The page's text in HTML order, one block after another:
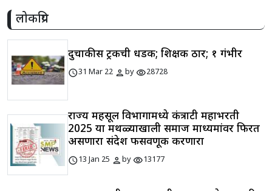
लोकप्रिय
दुचाकीस ट्रकची धडक; शिक्षक ठार; १ गंभीर
schedule31 Mar 22 personbyvisibility28728
राज्य महसूल विभागामध्ये कंत्राटी महाभरती
2025 या मथळ्याखाली समाज माध्यमांवर फिरत
असणारा संदेश फसवणूक करणारा
schedule13 Jan 25 personbyvisibility13177